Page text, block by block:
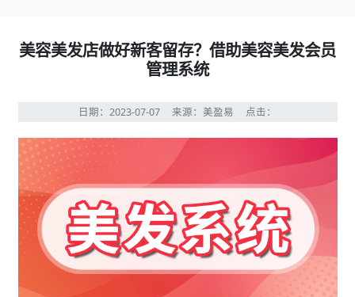
美容美发店做好新客留存？借助美容美发会员
管理系统
日期：2023-07-07 来源：美盈易 点击：